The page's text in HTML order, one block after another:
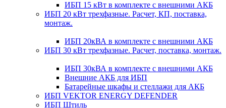
ИБП 15 кВт в комплекте с внешними АКБ
ИБП 20 кВт трехфазные. Расчет, КП, поставка,
монтаж.
ИБП 20кВА в комплекте с внешними АКБ
ИБП 30 кВт трехфазные. Расчет, поставка, монтаж.
ИБП 30кВА в комплекте с внешними АКБ
Внешние АКБ для ИБП
Батарейные шкафы и стеллажи для АКБ
ИБП VEKTOR ENERGY DEFENDER
ИБП Штиль